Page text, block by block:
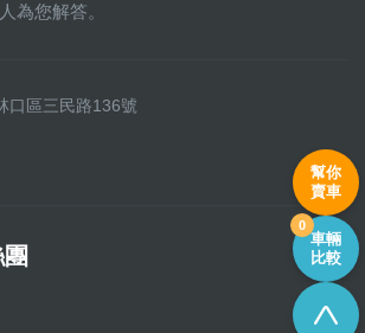
為您解答。
口區三民路136號
幫你
賣車
車輛
比較
0